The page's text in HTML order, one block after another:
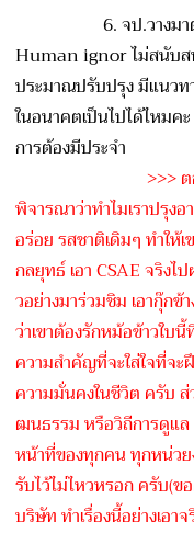
6. จป.วางม
Human ignor ไม่สนับส
ประมาณปรับปรุง มีแนวท
ในอนาคตเป็นไปได้ไหม
การต้องมีประจำ
>>>
พิจารณาวาทำไมเราปรุง
อร่อย รสชาติเดิมๆ ทำให้เ
กลยุทธ์ เอา CSAE จริงไ
วอย่างมาร่วมชิม เอากุ๊กข้
ว่าเขาต้องรักหม้อข้าวใบนี้
ความสำคัญที่จะใส่ใจที่จ
ความมั่นคงในชีวิต ครับ ส่
ฒนธรรม หรือวิถีการดูแล
หน้าที่ของทุกคน ทุกหน่วย
รับไว้ไม่ไหวหรอก ครับ(
บริษัท ทำเรื่องนี้อย่างเอา